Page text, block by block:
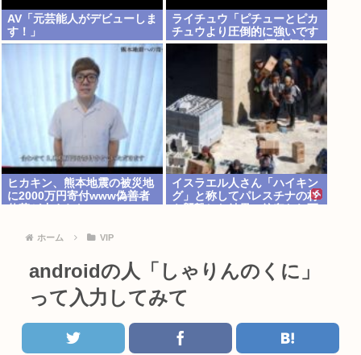
AV「元芸能人がデビューしま
す！」
ライチュウ「ピチューとピカ
チュウより圧倒的に強いです
www」←こいつが不人気な
ヒカキン、熊本地震の被災地
に2000万円寄付www偽善者
イスラエル人さん「ハイキン
グ」と称してパレスチナの村
ホーム VIP
androidの人「しゃりんのくに」
って入力してみて